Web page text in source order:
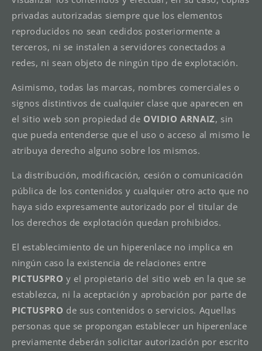
privadas autorizadas siempre que los elementos
reproducidos no sean cedidos posteriormente a
terceros, ni se instalen a servidores conectados a
redes, ni sean objeto de ningún tipo de explotación.
Asimismo, todas las marcas, nombres comerciales o
signos distintivos de cualquier clase que aparecen en
el sitio web son propiedad de OVIDIO ARNAIZ, sin
que pueda entenderse que el uso o acceso al mismo le
atribuya derecho alguno sobre los mismos.
La distribución, modificación, cesión o comunicación
pública de los contenidos y cualquier otro acto que no
haya sido expresamente autorizado por el titular de
los derechos de explotación quedan prohibidos.
El establecimiento de un hiperenlace no implica en
ningún caso la existencia de relaciones entre
PICTUSPRO y el propietario del sitio web en la que se
establezca, ni la aceptación y aprobación por parte de
PICTUSPRO de sus contenidos o servicios. Aquellas
personas que se propongan establecer un hiperenlace
previamente deberán solicitar autorización por escrito